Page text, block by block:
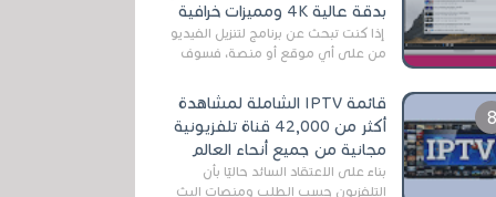
بدقة عالية 4K ومميزات خرافية
إذا كنت تبحث عن برنامج لتنزيل الفيديو
من على أي موقع أو منصة، فسوف
الخاصة بالبرامج والتطبيقات في هذا
المج...
قائمة IPTV الشاملة لمشاهدة
أكثر من 42,000 قناة تلفزيونية
مجانية من جميع أنحاء العالم
بناءً على الاعتقاد السائد حاليًا بأن
التلفزيون حسب الطلب ومنصات البث